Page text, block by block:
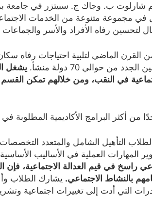
شارلوت ب. وجاك ج. سبيتزر في جامعة
في مجموعة متنوعة من الخدمات
لتحسين رفاه الأفراد والأسر
القرن الماضي لتلبية احتياجات رفاه
من حوالي 70 دولة منشأ.
يشغل
في النقب، ومن خلالهم تمكن القسم
من أكثر البرامج الأكاديمية المطلوبة
التأهيل الشامل والمتعدد
المهارات العملية في الأساليب
راسخ في قيم العدالة الاجتماعية، فإن
بالنشاط الاجتماعي. يشارك الطلاب
التي أدت إلى تغييرات اجتماعية